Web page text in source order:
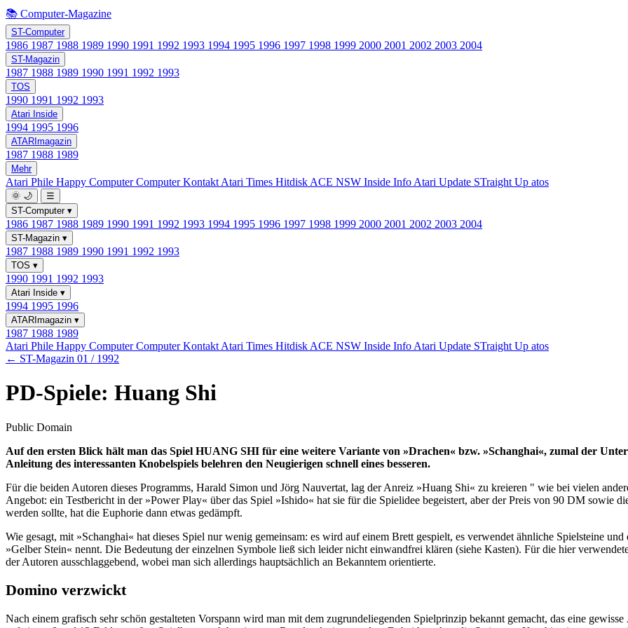
📚 Computer-Magazine
ST-Computer
1986 1987 1988 1989 1990 1991 1992 1993 1994 1995 1996 1997 1998 1999 2000 2001 2002 2003 2004
ST-Magazin
1987 1988 1989 1990 1991 1992 1993
TOS
1990 1991 1992 1993
Atari Inside
1994 1995 1996
ATARImagazin
1987 1988 1989
Mehr
Atari Phile Happy ComputerComputer Kontakt Atari Times Hitdisk ACE NSW Inside Info Atari Update STraight Up atos
🌞 🌙
☰
ST-Computer ▾
1986 1987 1988 1989 1990 1991 1992 1993 1994 1995 1996 1997 1998 1999 2000 2001 2002 2003 2004
ST-Magazin ▾
1987 1988 1989 1990 1991 1992 1993
TOS ▾
1990 1991 1992 1993
Atari Inside ▾
1994 1995 1996
ATARImagazin ▾
1987 1988 1989
Atari Phile Happy ComputerComputer Kontakt Atari Times Hitdisk ACE NSW Inside Info Atari Update STraight Up atos
← ST-Magazin 01 / 1992
PD-Spiele: Huang Shi
Public Domain
Auf den ersten Blick hält man das Spiel HUANG SHI für eine weitere Variante von »Drachen« bzw. »Schanghai«, zumal der
Anleitung des interessanten Knobelspiels belehren den Neugierigen schnell eines besseren.
Für die beiden Autoren dieses Programms, Harald Simon und Jörg Nauvertat, lag der Anreiz »Huang Shi« zu kreieren " wie bei vielen
Angebot: ein Testbericht in der »Power Play« über das Spiel »Ishido« hat sie für die Spielidee begeistert, aber der Preis von 90 DM sowie
werden sollte, hat die Euphorie dann etwas gedämpft.
Wie gesagt, mit »Schanghai« hat dieses Spiel nur wenig gemeinsam: es wird auf einem Brett gespielt, es verwendet ähnliche Spielsteine
»Gelber Stein« nennt. Die Bedeutung der einzelnen Symbole ließ sich leider nicht einwandfrei klären (siehe Kasten). Für die hier
der Autoren ausschlaggebend, wobei man sich allerdings hauptsächlich an Bekanntem orientierte.
Domino verzwickt
Nach einem grafisch sehr schön gestalteten Vorspann wird man mit dem zugrundeliegenden Spielprinzip bekannt gemacht, das eine